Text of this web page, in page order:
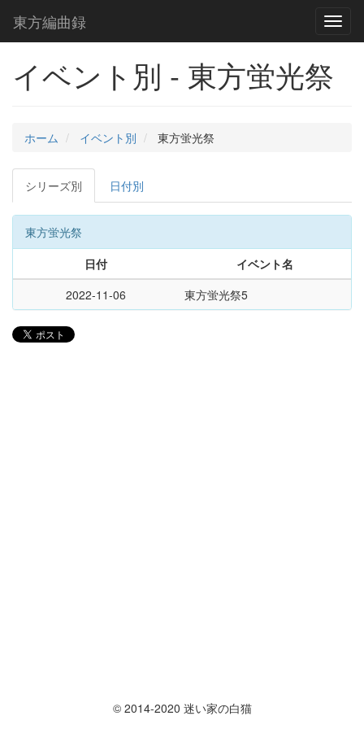
東方編曲録
イベント別 - 東方蛍光祭
ホーム イベント別 東方蛍光祭
シリーズ別 日付別
東方蛍光祭
日付
イベント名
2022-11-06
東方蛍光祭5
© 2014-2020 迷い家の白猫